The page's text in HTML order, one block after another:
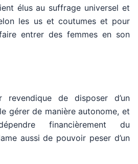
élus au suffrage universel et
les us et coutumes et pour
entrer des femmes en son
revendique de disposer d’un
gérer de manière autonome, et
financièrement du
aussi de pouvoir peser d’un